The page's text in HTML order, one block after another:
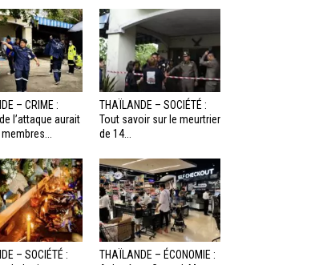
– CRIME :
l’attaque aurait
THAÏLANDE – SOCIÉTÉ :
Tout savoir sur le meurtrier
de 14...
– SOCIÉTÉ :
THAÏLANDE – ÉCONOMIE :